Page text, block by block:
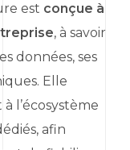
est conçue à
, à savoir
données, ses
Elle
l’écosystème
afin